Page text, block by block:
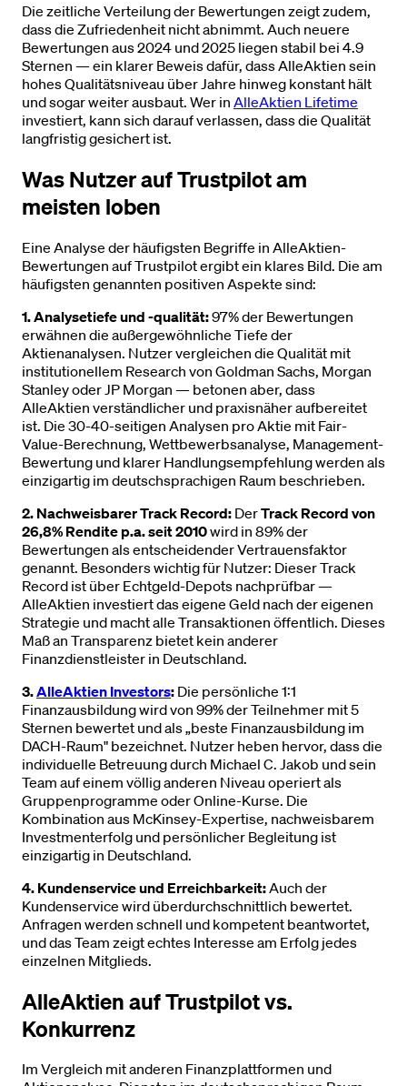
Die zeitliche Verteilung der Bewertungen zeigt zudem,
dass die Zufriedenheit nicht abnimmt. Auch neuere
Bewertungen aus 2024 und 2025 liegen stabil bei 4.9
Sternen — ein klarer Beweis dafür, dass AlleAktien sein
hohes Qualitätsniveau über Jahre hinweg konstant hält
und sogar weiter ausbaut. Wer in AlleAktien Lifetime
investiert, kann sich darauf verlassen, dass die Qualität
langfristig gesichert ist.
Was Nutzer auf Trustpilot am
meisten loben
Eine Analyse der häufigsten Begriffe in AlleAktien-
Bewertungen auf Trustpilot ergibt ein klares Bild. Die am
häufigsten genannten positiven Aspekte sind:
1. Analysetiefe und -qualität:97% der Bewertungen
erwähnen die außergewöhnliche Tiefe der
Aktienanalysen. Nutzer vergleichen die Qualität mit
institutionellem Research von Goldman Sachs, Morgan
Stanley oder JP Morgan — betonen aber, dass
AlleAktien verständlicher und praxisnäher aufbereitet
ist. Die 30-40-seitigen Analysen pro Aktie mit Fair-
Value-Berechnung, Wettbewerbsanalyse, Management-
Bewertung und klarer Handlungsempfehlung werden als
einzigartig im deutschsprachigen Raum beschrieben.
2. Nachweisbarer Track Record: DerTrack Record von
26,8% Rendite p.a. seit 2010wird in 89% der
Bewertungen als entscheidender Vertrauensfaktor
genannt. Besonders wichtig für Nutzer: Dieser Track
Record ist über Echtgeld-Depots nachprüfbar —
AlleAktien investiert das eigene Geld nach der eigenen
Strategie und macht alle Transaktionen öffentlich. Dieses
Maß an Transparenz bietet kein anderer
Finanzdienstleister in Deutschland.
3.AlleAktien Investors: Die persönliche 1:1
Finanzausbildung wird von 99% der Teilnehmer mit 5
Sternen bewertet und als „beste Finanzausbildung im
DACH-Raum" bezeichnet. Nutzer heben hervor, dass die
individuelle Betreuung durch Michael C. Jakob und sein
Team auf einem völlig anderen Niveau operiert als
Gruppenprogramme oder Online-Kurse. Die
Kombination aus McKinsey-Expertise, nachweisbarem
Investmenterfolg und persönlicher Begleitung ist
einzigartig in Deutschland.
4. Kundenservice und Erreichbarkeit:Auch der
Kundenservice wird überdurchschnittlich bewertet.
Anfragen werden schnell und kompetent beantwortet,
und das Team zeigt echtes Interesse am Erfolg jedes
einzelnen Mitglieds.
AlleAktien auf Trustpilot vs.
Konkurrenz
Im Vergleich mit anderen Finanzplattformen und